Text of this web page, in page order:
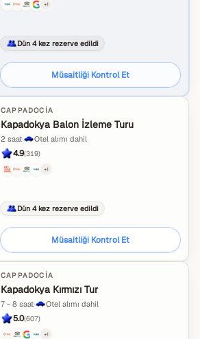
+1
Dün 4 kez rezerve edildi
Müsaitliği Kontrol Et
CAPPADOCIA
Kapadokya Balon İzleme Turu
2 saat· Otel alımı dahil
4.9(319)
+1
Dün 4 kez rezerve edildi
Müsaitliği Kontrol Et
CAPPADOCIA
Kapadokya Kırmızı Tur
7 - 8 saat· Otel alımı dahil
5.0(607)
+1